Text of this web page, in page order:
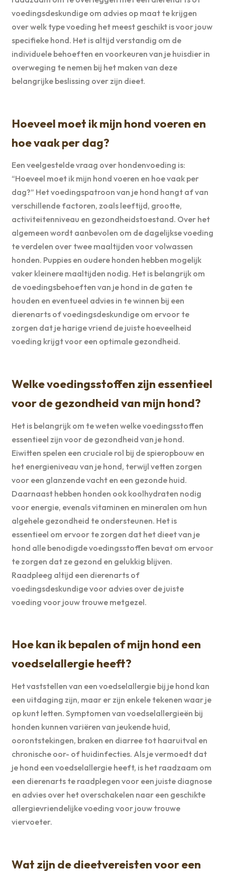
voedingsdeskundige om advies op maat te krijgen
over welk type voeding het meest geschikt is voor jouw
specifieke hond. Het is altijd verstandig om de
individuele behoeften en voorkeuren van je huisdier in
overweging te nemen bij het maken van deze
belangrijke beslissing over zijn dieet.
Hoeveel moet ik mijn hond voeren en
hoe vaak per dag?
Een veelgestelde vraag over hondenvoeding is:
“Hoeveel moet ik mijn hond voeren en hoe vaak per
dag?” Het voedingspatroon van je hond hangt af van
verschillende factoren, zoals leeftijd, grootte,
activiteitenniveau en gezondheidstoestand. Over het
algemeen wordt aanbevolen om de dagelijkse voeding
te verdelen over twee maaltijden voor volwassen
honden. Puppies en oudere honden hebben mogelijk
vaker kleinere maaltijden nodig. Het is belangrijk om
de voedingsbehoeften van je hond in de gaten te
houden en eventueel advies in te winnen bij een
dierenarts of voedingsdeskundige om ervoor te
zorgen dat je harige vriend de juiste hoeveelheid
voeding krijgt voor een optimale gezondheid.
Welke voedingsstoffen zijn essentieel
voor de gezondheid van mijn hond?
Het is belangrijk om te weten welke voedingsstoffen
essentieel zijn voor de gezondheid van je hond.
Eiwitten spelen een cruciale rol bij de spieropbouw en
het energieniveau van je hond, terwijl vetten zorgen
voor een glanzende vacht en een gezonde huid.
Daarnaast hebben honden ook koolhydraten nodig
voor energie, evenals vitaminen en mineralen om hun
algehele gezondheid te ondersteunen. Het is
essentieel om ervoor te zorgen dat het dieet van je
hond alle benodigde voedingsstoffen bevat om ervoor
te zorgen dat ze gezond en gelukkig blijven.
Raadpleeg altijd een dierenarts of
voedingsdeskundige voor advies over de juiste
voeding voor jouw trouwe metgezel.
Hoe kan ik bepalen of mijn hond een
voedselallergie heeft?
Het vaststellen van een voedselallergie bij je hond kan
een uitdaging zijn, maar er zijn enkele tekenen waar je
op kunt letten. Symptomen van voedselallergieën bij
honden kunnen variëren van jeukende huid,
oorontstekingen, braken en diarree tot haaruitval en
chronische oor- of huidinfecties. Als je vermoedt dat
je hond een voedselallergie heeft, is het raadzaam om
een dierenarts te raadplegen voor een juiste diagnose
en advies over het overschakelen naar een geschikte
allergievriendelijke voeding voor jouw trouwe
viervoeter.
Wat zijn de dieetvereisten voor een